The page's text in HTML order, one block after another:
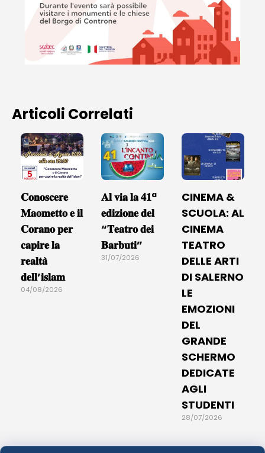
Articoli Correlati
𝐂𝐨𝐧𝐨𝐬𝐜𝐞𝐫𝐞
𝐌𝐚𝐨𝐦𝐞𝐭𝐭𝐨 𝐞 𝐢𝐥
𝐂𝐨𝐫𝐚𝐧𝐨 𝐩𝐞𝐫
𝐜𝐚𝐩𝐢𝐫𝐞 𝐥𝐚
𝐫𝐞𝐚𝐥𝐭𝐚̀
𝐝𝐞𝐥𝐥’𝐢𝐬𝐥𝐚𝐦
04/08/2026
𝐀𝐥 𝐯𝐢𝐚 𝐥𝐚 𝟒𝟏ª
𝐞𝐝𝐢𝐳𝐢𝐨𝐧𝐞 𝐝𝐞𝐥
“𝐓𝐞𝐚𝐭𝐫𝐨 𝐝𝐞𝐢
𝐁𝐚𝐫𝐛𝐮𝐭𝐢”
31/07/2026
CINEMA &
SCUOLA: AL
CINEMA
TEATRO
DELLE ARTI
DI SALERNO
LE
EMOZIONI
DEL
GRANDE
SCHERMO
DEDICATE
AGLI
STUDENTI
28/07/2026